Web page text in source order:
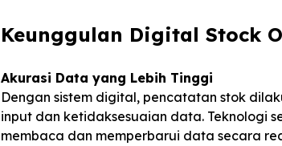
Keunggulan Digital Stock
Akurasi Data yang Lebih Tinggi
Dengan sistem digital, pencatatan stok
input dan ketidaksesuaian data. Teknologi
membaca dan memperbarui data secara